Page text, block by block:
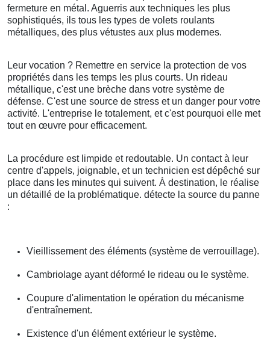
fermeture en métal. Aguerris aux techniques les plus
sophistiqués, ils tous les types de volets roulants
métalliques, des plus vétustes aux plus modernes.
Leur vocation ? Remettre en service la protection de vos
propriétés dans les temps les plus courts. Un rideau
métallique, c'est une brèche dans votre système de
défense. C'est une source de stress et un danger pour votre
activité. L'entreprise le totalement, et c'est pourquoi elle met
tout en œuvre pour efficacement.
La procédure est limpide et redoutable. Un contact à leur
centre d'appels, joignable, et un technicien est dépêché sur
place dans les minutes qui suivent. À destination, le réalise
un détaillé de la problématique. détecte la source du panne
:
Vieillissement des éléments (système de verrouillage).
Cambriolage ayant déformé le rideau ou le système.
Coupure d'alimentation le opération du mécanisme
d'entraînement.
Existence d'un élément extérieur le système.